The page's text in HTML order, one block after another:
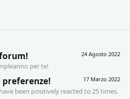
24 Agosto 2022
per te!
17 Marzo 2022
preferenze!
been positively reacted to 25 times.